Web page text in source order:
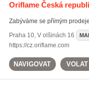
Oriflame Česká
Zabýváme se přímým
Praha 10, V olšinách 16
https://cz.oriflame.com
NAVIGOVAT VOLAT